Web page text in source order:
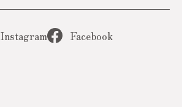
Instagram Facebook